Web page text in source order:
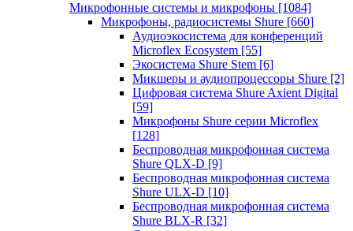
Микрофонные системы и микрофоны [1084]
Микрофоны, радиосистемы Shure [660]
Аудиоэкосистема для конференций
Microflex Ecosystem [55]
Экосистема Shure Stem [6]
Микшеры и аудиопроцессоры Shure [2]
Цифровая система Shure Axient Digital
[59]
Микрофоны Shure серии Microflex
[128]
Беспроводная микрофонная система
Shure QLX-D [9]
Беспроводная микрофонная система
Shure ULX-D [10]
Беспроводная микрофонная система
Shure BLX-R [32]